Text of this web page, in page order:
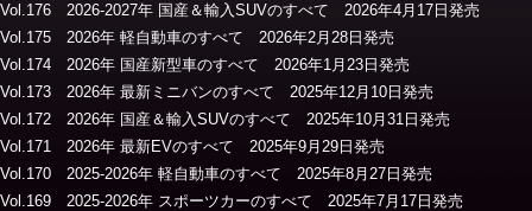
Vol.176 2026-2027年 国産＆輸入SUVのすべて 2026年4月17日発売
Vol.175 2026年 軽自動車のすべて 2026年2月28日発売
Vol.174 2026年 国産新型車のすべて 2026年1月23日発売
Vol.173 2026年 最新ミニバンのすべて 2025年12月10日発売
Vol.172 2026年 国産＆輸入SUVのすべて 2025年10月31日発売
Vol.171 2026年 最新EVのすべて 2025年9月29日発売
Vol.170 2025-2026年 軽自動車のすべて 2025年8月27日発売
Vol.169 2025-2026年 スポーツカーのすべて 2025年7月17日発売